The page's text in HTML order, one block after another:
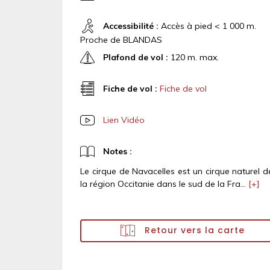
Accessibilité : Accès à pied < 1 000 m.
Proche de BLANDAS
Plafond de vol : 120 m. max.
Fiche de vol : Fiche de vol
Lien Vidéo
Notes :
Le cirque de Navacelles est un cirque naturel
la région Occitanie dans le sud de la Fra... [+]
Retour vers la carte